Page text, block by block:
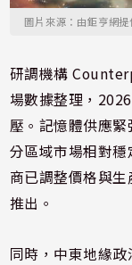
圖片來源：由鉅亨網提
研調機構
場數據整理，
壓。記憶體供應
分區域市場相對
商已調整價格與
推出。
同時，中東地緣